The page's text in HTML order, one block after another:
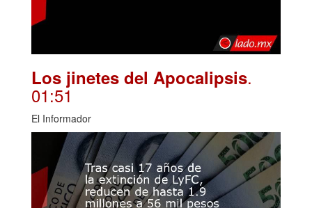
Los jinetes del Apocalipsis.
01:51
El Informador